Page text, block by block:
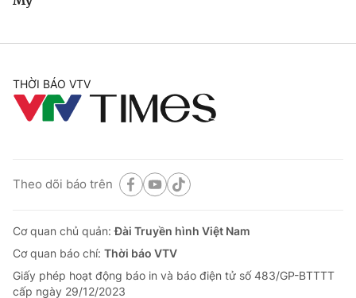
THỜI BÁO VTV
Theo dõi báo trên
Cơ quan chủ quản:Đài Truyền hình Việt Nam
Cơ quan báo chí: Thời báo VTV
Giấy phép hoạt động báo in và báo điện tử số 483/GP-BTTTT
cấp ngày 29/12/2023